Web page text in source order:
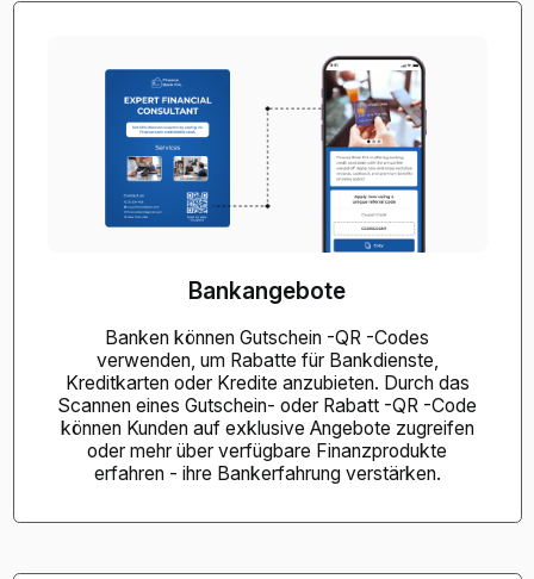
Bankangebote
Banken können Gutschein -QR -Codes
verwenden, um Rabatte für Bankdienste,
Kreditkarten oder Kredite anzubieten. Durch das
Scannen eines Gutschein- oder Rabatt -QR -Code
können Kunden auf exklusive Angebote zugreifen
oder mehr über verfügbare Finanzprodukte
erfahren - ihre Bankerfahrung verstärken.